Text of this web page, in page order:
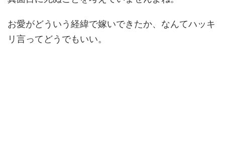
お愛がどういう経緯で嫁いできたか、なんてハッキ
リ言ってどうでもいい。